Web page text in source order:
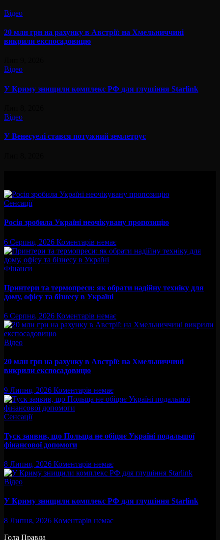
Відео
20 млн грн на рахунку в Австрії: на Хмельниччині
викрили експосадовицю
Відео
У Криму знищили комплекс РФ для глушіння Starlink
Відео
У Венесуелі стався потужний землетрус
Сенсації
Росія зробила Україні неочікувану пропозицію
6 Серпня, 2026 Коментарів немає
Фінанси
Принтери та термопреси: як обрати надійну техніку для
дому, офісу та бізнесу в Україні
6 Серпня, 2026 Коментарів немає
Відео
20 млн грн на рахунку в Австрії: на Хмельниччині
викрили експосадовицю
9 Липня, 2026 Коментарів немає
Сенсації
Туск заявив, що Польща не обіцяє Україні подальшої
фінансової допомоги
8 Липня, 2026 Коментарів немає
Відео
У Криму знищили комплекс РФ для глушіння Starlink
8 Липня, 2026 Коментарів немає
Гола Правда